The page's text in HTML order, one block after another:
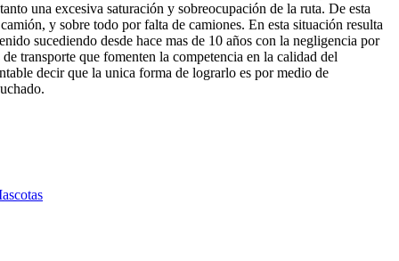
una excesiva saturación y sobreocupación de la ruta. De esta
y sobre todo por falta de camiones. En esta situación resulta
sucediendo desde hace mas de 10 años con la negligencia por
transporte que fomenten la competencia en la calidad del
decir que la unica forma de lograrlo es por medio de